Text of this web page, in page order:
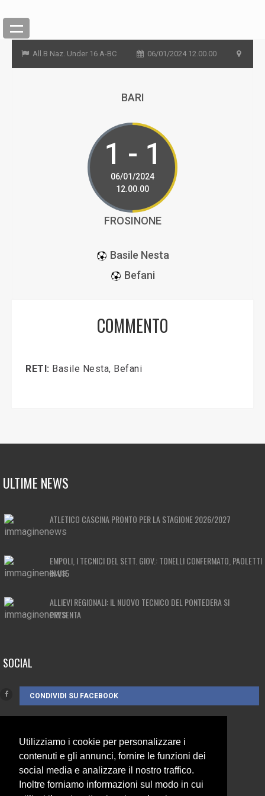
Utilizziamo i cookie per personalizzare i
contenuti e gli annunci, fornire le funzioni dei
social media e analizzare il nostro traffico.
Inoltre forniamo informazioni sul modo in cui
All.B Naz. Under 16 A-BC 06/01/2024 12.00.00
BARI
1 - 1
06/01/2024
12.00.00
FROSINONE
Basile Nesta
Befani
COMMENTO
RETI: Basile Nesta, Befani
ULTIME NEWS
ATLETICO CASCINA PRONTO PER LA STAGIONE 2026/2027
EMPOLI, I TECNICI DEL SETT. GIOV.: TONELLI CONFERMATO, PAOLETTI
IN U15
ALLIEVI REGIONALI: IL NUOVO TECNICO DEL PONTEDERA SI
PRESENTA
SOCIAL
CONDIVIDI SU FACEBOOK
CONTATTI
3385262752